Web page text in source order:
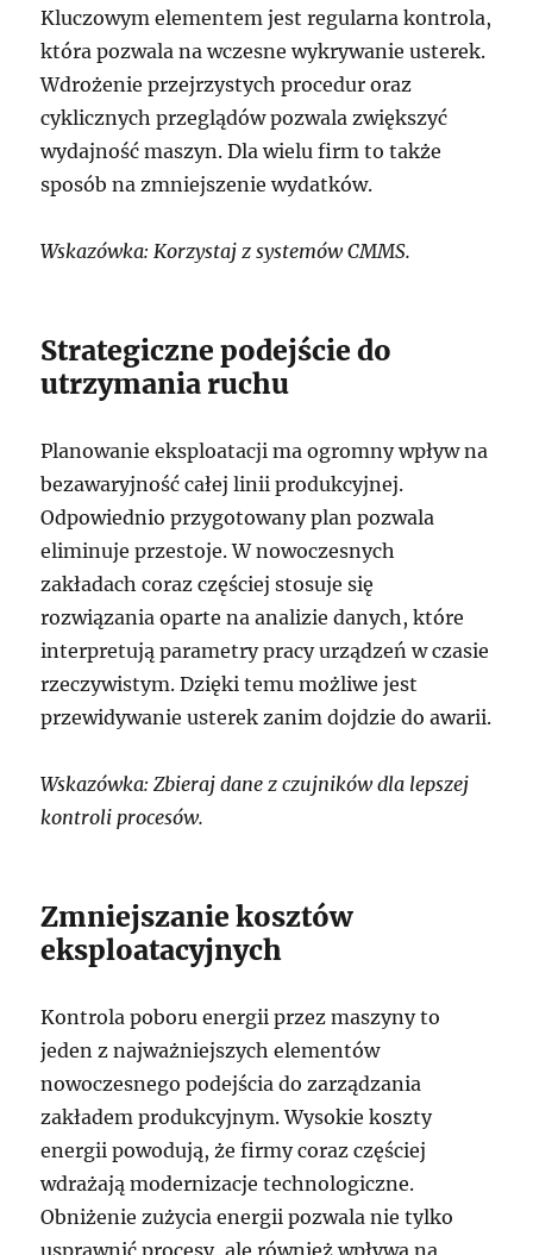
Kluczowym elementem jest regularna kontrola,
która pozwala na wczesne wykrywanie usterek.
Wdrożenie przejrzystych procedur oraz
cyklicznych przeglądów pozwala zwiększyć
wydajność maszyn. Dla wielu firm to także
sposób na zmniejszenie wydatków.
Wskazówka: Korzystaj z systemów CMMS.
Strategiczne podejście do
utrzymania ruchu
Planowanie eksploatacji ma ogromny wpływ na
bezawaryjność całej linii produkcyjnej.
Odpowiednio przygotowany plan pozwala
eliminuje przestoje. W nowoczesnych
zakładach coraz częściej stosuje się
rozwiązania oparte na analizie danych, które
interpretują parametry pracy urządzeń w czasie
rzeczywistym. Dzięki temu możliwe jest
przewidywanie usterek zanim dojdzie do awarii.
Wskazówka: Zbieraj dane z czujników dla lepszej
kontroli procesów.
Zmniejszanie kosztów
eksploatacyjnych
Kontrola poboru energii przez maszyny to
jeden z najważniejszych elementów
nowoczesnego podejścia do zarządzania
zakładem produkcyjnym. Wysokie koszty
energii powodują, że firmy coraz częściej
wdrażają modernizacje technologiczne.
Obniżenie zużycia energii pozwala nie tylko
usprawnić procesy, ale również wpływa na